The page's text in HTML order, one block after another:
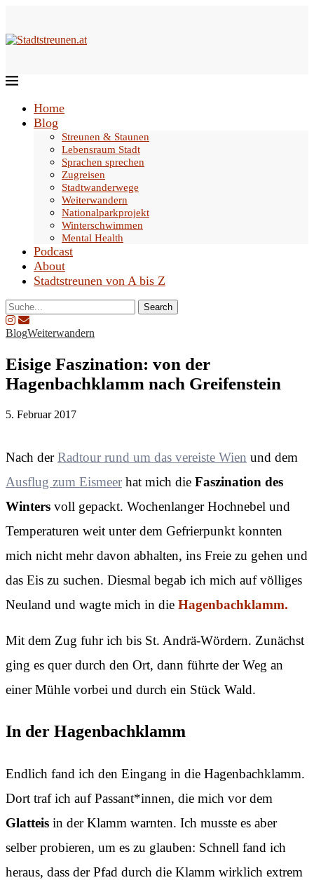
Home
Blog
Streunen & Staunen
Lebensraum Stadt
Sprachen sprechen
Zugreisen
Stadtwanderwege
Weiterwandern
Nationalparkprojekt
Winterschwimmen
Mental Health
Podcast
About
Stadtstreunen von A bis Z
Search
BlogWeiterwandern
Eisige Faszination: von der
Hagenbachklamm nach Greifenstein
5. Februar 2017
Nach derRadtour rund um das vereiste Wien und dem
Ausflug zum Eismeer hat mich die Faszination des
Winters voll gepackt. Wochenlanger Hochnebel und
Temperaturen weit unter dem Gefrierpunkt konnten
mich nicht mehr davon abhalten, ins Freie zu gehen und
das Eis zu suchen. Diesmal begab ich mich auf völliges
Neuland und wagte mich in die Hagenbachklamm.
Mit dem Zug fuhr ich bis St. Andrä-Wördern. Zunächst
ging es quer durch den Ort, dann führte der Weg an
einer Mühle vorbei und durch ein Stück Wald.
In der Hagenbachklamm
Endlich fand ich den Eingang in die Hagenbachklamm.
Dort traf ich auf Passant*innen, die mich vor dem
Glatteis in der Klamm warnten. Ich musste es aber
selber probieren, um es zu glauben: Schnell fand ich
heraus, dass der Pfad durch die Klamm wirklich extrem